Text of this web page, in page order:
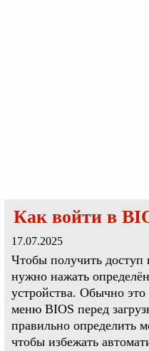
Как войти в
17.07.2025
Чтобы получить доступ
нужно нажать
устройства. Обычно
меню BIOS перед
правильно определить
чтобы избежать